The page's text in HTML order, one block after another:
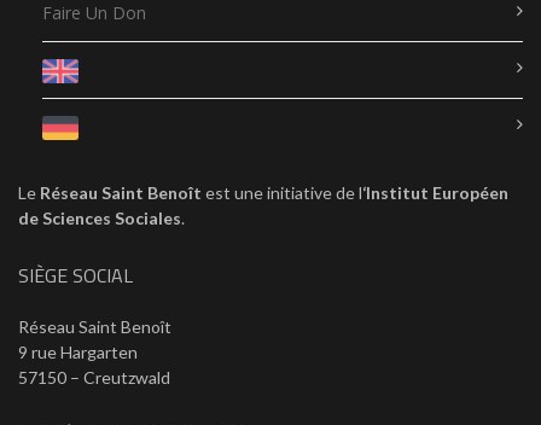
Faire Un Don
Le Réseau Saint Benoît est une initiative de l‘Institut Européen
de Sciences Sociales.
SIÈGE SOCIAL
Réseau Saint Benoît
9 rue Hargarten
57150 – Creutzwald